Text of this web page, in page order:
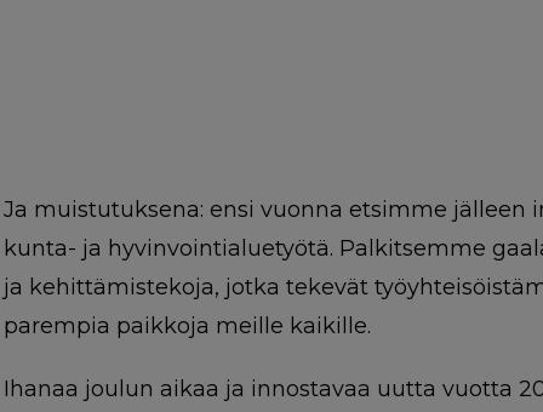
Ja muistutuksena: ensi vuonna etsimme jälleen
kunta- ja hyvinvointialuetyötä. Palkitsemme
ja kehittämistekoja, jotka tekevät
parempia paikkoja meille kaikille.
Ihanaa joulun aikaa ja innostavaa uutta vuotta